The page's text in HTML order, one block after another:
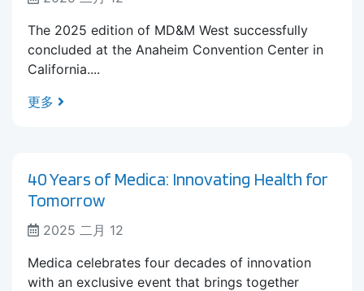
The 2025 edition of MD&M West successfully
concluded at the Anaheim Convention Center in
California....
更多
40 Years of Medica: Innovating Health for
Tomorrow
2025 二月 12
Medica celebrates four decades of innovation
with an exclusive event that brings together